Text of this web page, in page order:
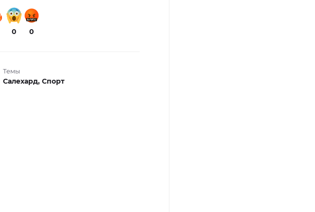
0 0
Темы
Салехард, Спорт